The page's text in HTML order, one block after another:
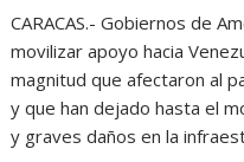
CARACAS.- Gobiernos de
movilizar apoyo hacia
magnitud que afectaron al
y que han dejado hasta el
y graves daños en la